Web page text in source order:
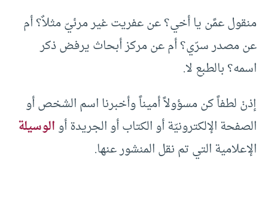
منقول عمًن يا أخي؟ عن عفريت غير مرئيّ مثلاٌ؟ أم
عن مصدر سرّي؟ أم عن مركز أبحاث يرفض ذكر
اسمه؟ بالطبع لا.
إذنْ لطفاً كن مسؤولاً أميناً وأخبرنا اسم الشخص أو
الصفحة الإلكترونيّة أو الكتاب أو الجريدة أوالوسيلة
الإعلامية التي تم نقل المنشور عنها.